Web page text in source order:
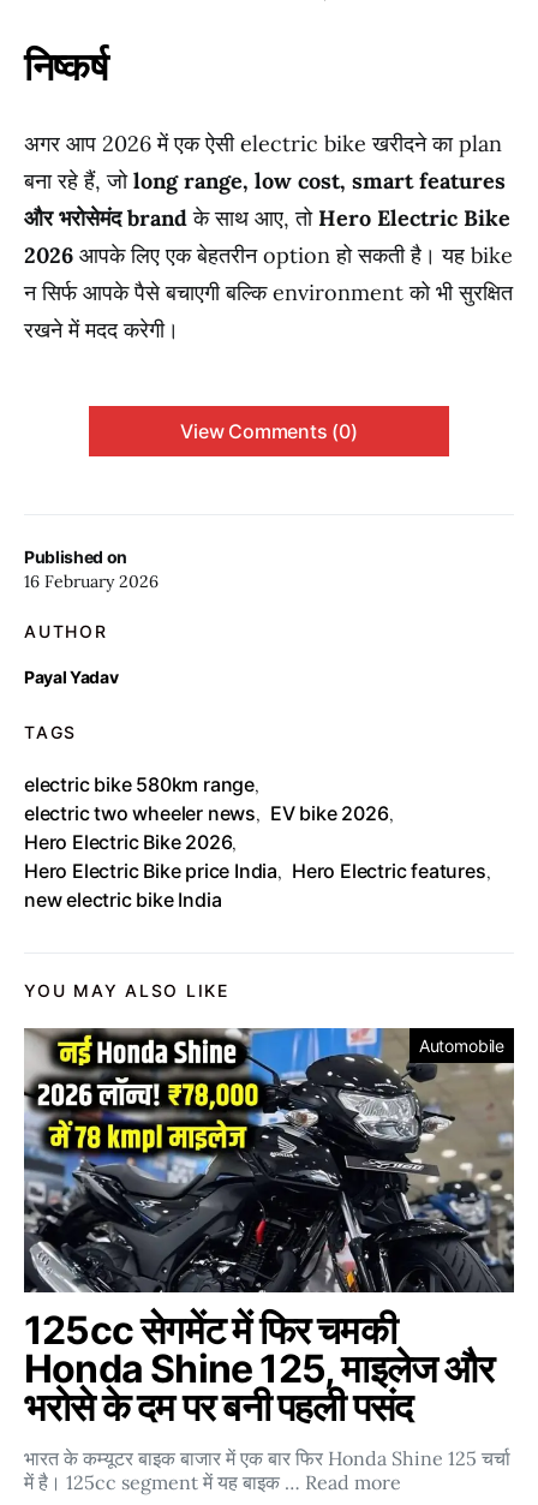
Published on
16 February 2026
AUTHOR
Payal Yadav
TAGS
electric bike 580km range,
electric two wheeler news, EV bike 2026,
Hero Electric Bike 2026,
Hero Electric Bike price India, Hero Electric features,
new electric bike India
निष्कर्ष
अगर आप 2026 में एक ऐसी electric bike खरीदने का plan
बना रहे हैं, जोlong range, low cost, smart features
और भरोसेमंद brandके साथ आए, तो Hero Electric Bike
2026 आपके लिए एक बेहतरीन option हो सकती है। यह bike
न सिर्फ आपके पैसे बचाएगी बल्कि environment को भी सुरक्षित
रखने में मदद करेगी।
View Comments (0)
YOU MAY ALSO LIKE
Automobile
125cc सेगमेंट में फिर चमकी
Honda Shine 125, माइलेज और
भरोसे के दम पर बनी पहली पसंद
भारत के कम्यूटर बाइक बाजार में एक बार फिर Honda Shine 125 चर्चा
में है। 125cc segment में यह बाइक … Read more